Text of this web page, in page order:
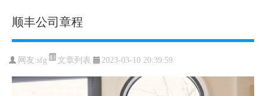
顺丰公司章程
网友:sfg 文章列表 2023-03-10 20:39:59